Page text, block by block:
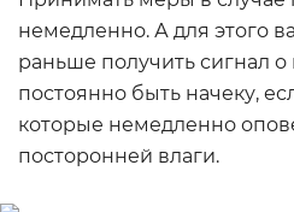
немедленно. А для этого
раньше получить сигнал
постоянно быть начеку,
которые немедленно
посторонней влаги.